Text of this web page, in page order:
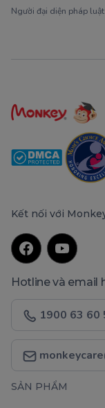
Người đại diện pháp
Kết nối với
Hotline và email
1900 63 60
SẢN PHẨM